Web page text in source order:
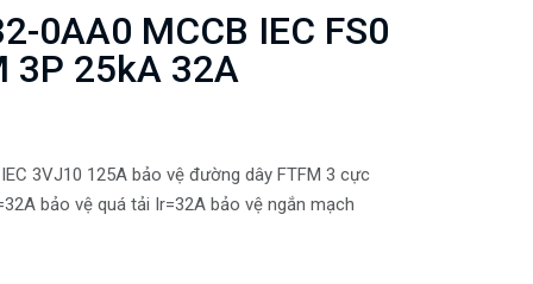
0AA0 MCCB IEC FS0
3P 25kA 32A
3VJ10 125A bảo vệ đường dây FTFM 3 cực
bảo vệ quá tải Ir=32A bảo vệ ngắn mạch